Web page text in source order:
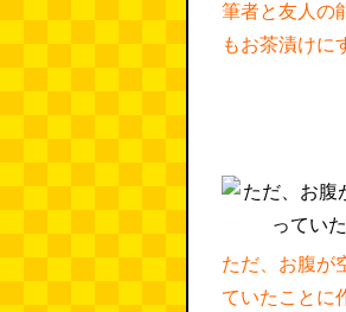
筆者と友人の
もお茶漬けに
ただ、お腹が
ていたことに